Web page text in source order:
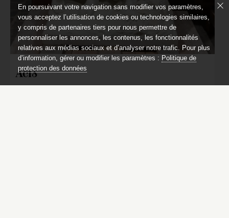
Acis
En poursuivant votre navigation sans modifier vos paramètres,
vous acceptez l’utilisation de cookies ou technologies similaires,
y compris de partenaires tiers pour nous permettre de
personnaliser les annonces, les contenus, les fonctionnalités
relatives aux médias sociaux et d’analyser notre trafic. Pour plus
d’information, gérer ou modifier les paramètres : Politique de
protection des données